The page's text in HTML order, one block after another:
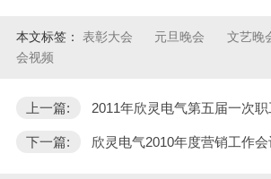
本文标签： 表彰大会 元旦晚会 文艺晚
会视频
上一篇: 2011年欣灵电气第五届一次
下一篇: 欣灵电气2010年度营销工作会